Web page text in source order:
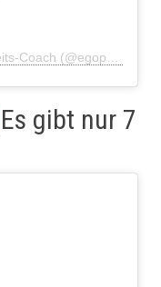
Ein Beitrag geteilt von Kerstin Klarheits-Coach (@egophiliatu)
Es gibt nur 7